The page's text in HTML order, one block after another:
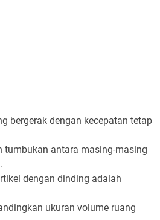
bergerak dengan kecepatan tetap
tumbukan antara masing-masing
dengan dinding adalah
ukuran volume ruang